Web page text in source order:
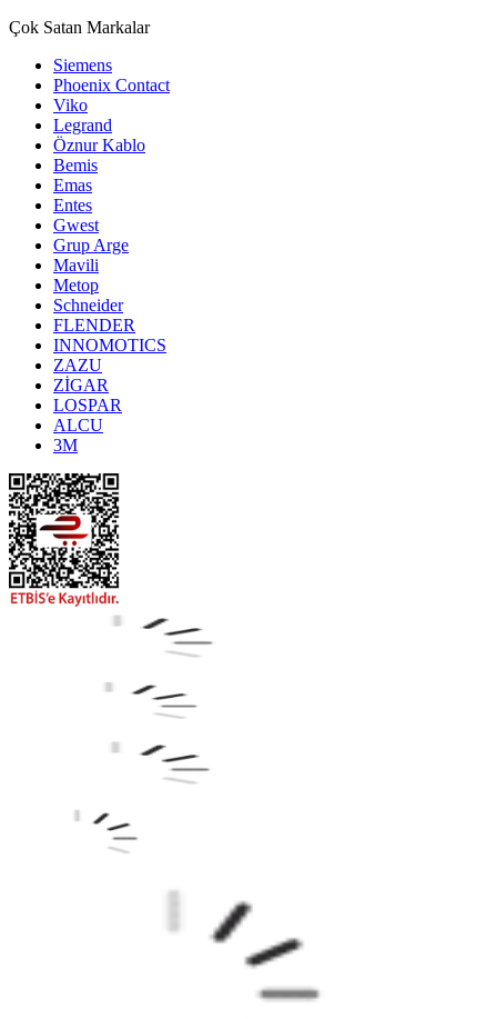
Çok Satan Markalar
Siemens
Phoenix Contact
Viko
Legrand
Öznur Kablo
Bemis
Emas
Entes
Gwest
Grup Arge
Mavili
Metop
Schneider
FLENDER
INNOMOTICS
ZAZU
ZİGAR
LOSPAR
ALCU
3M